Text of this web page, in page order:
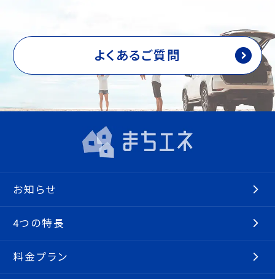
よくあるご質問
お知らせ
4つの特長
料金プラン